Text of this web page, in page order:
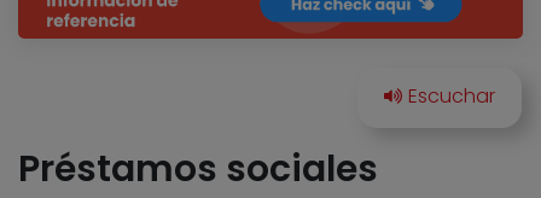
Préstamos sociales